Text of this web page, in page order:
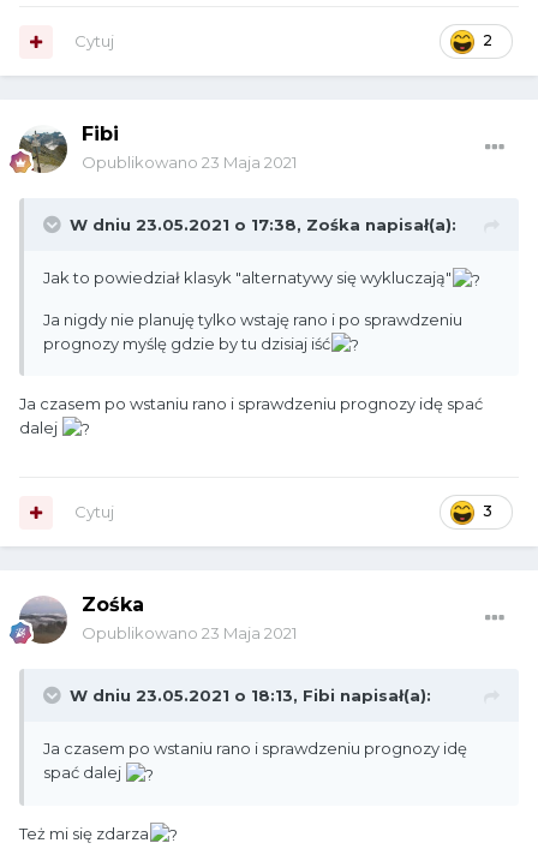
2
Cytuj
Fibi
Opublikowano 23 Maja 2021
W dniu 23.05.2021 o 17:38, Zośka napisał(a):
Jak to powiedział klasyk "alternatywy się wykluczają"
Ja nigdy nie planuję tylko wstaję rano i po sprawdzeniu
prognozy myślę gdzie by tu dzisiaj iść
Ja czasem po wstaniu rano i sprawdzeniu prognozy idę spać
dalej
3
Cytuj
Zośka
Opublikowano 23 Maja 2021
W dniu 23.05.2021 o 18:13, Fibi napisał(a):
Ja czasem po wstaniu rano i sprawdzeniu prognozy idę
spać dalej
Też mi się zdarza